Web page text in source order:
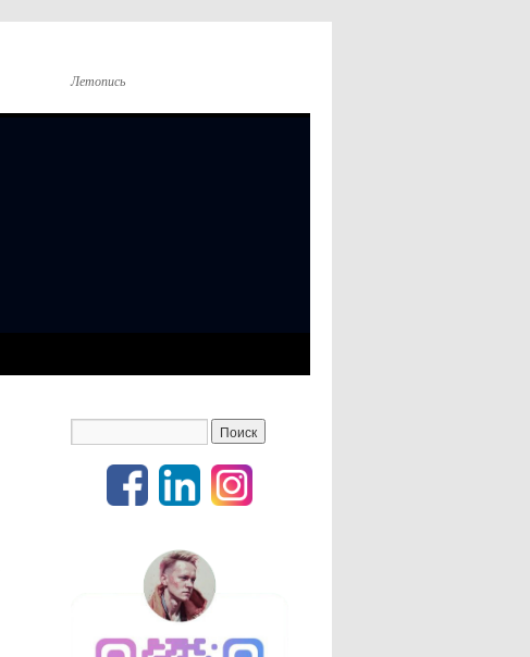
Летопись